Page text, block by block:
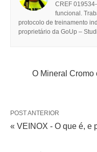
CREF
funcional.
protocolo de treinamento
proprietário da GoUp –
O Mineral
POST ANTERIOR
« VEINOX - O que é, e